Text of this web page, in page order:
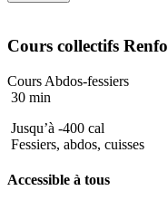
Cours collectifs Renfo
Cours Abdos-fessiers
30 min
Jusqu’à -400 cal
Fessiers, abdos, cuisses
Accessible à tous